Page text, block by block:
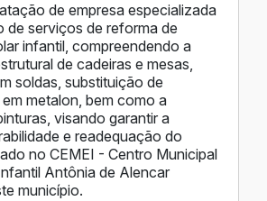
de empresa especializada
de serviços de reforma de
infantil, compreendendo a
de cadeiras e mesas,
soldas, substituição de
metalon, bem como a
visando garantir a
e readequação do
no CEMEI - Centro Municipal
Antônia de Alencar
município.